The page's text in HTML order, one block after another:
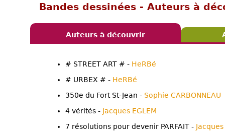
Bandes dessinées - Auteurs à
Auteurs à découvrir
# STREET ART # - HeRBé
# URBEX # - HeRBé
350e du Fort St-Jean - Sophie CARBONNEAU
4 vérités - Jacques EGLEM
7 résolutions pour devenir PARFAIT - Jacques